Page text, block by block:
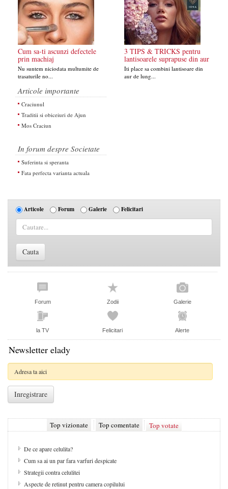
Cum sa-ti ascunzi defectele
prin machiaj
Nu suntem niciodata multumite de
trasaturile no...
3 TIPS & TRICKS pentru
lantisoarele suprapuse din aur
Iti place sa combini lantisoare din
aur de lung...
Articole importante
Craciunul
Traditii si obiceiuri de Ajun
Mos Craciun
In forum despre Societate
Suferinta si speranta
Fata perfecta varianta actuala
Articole Forum Galerie Felicitari
Forum Zodii Galerie
la TV Felicitari Alerte
Newsletter elady
Top vizionate Top comentate Top votate
De ce apare celulita?
Cum sa ai un par fara varfuri despicate
Strategii contra celulitei
Aspecte de retinut pentru camera copilului